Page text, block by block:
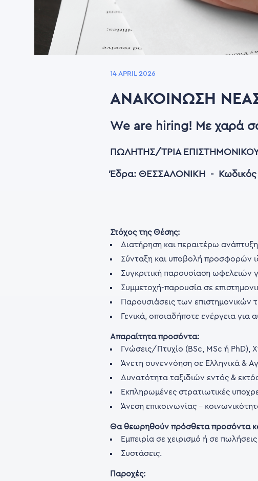
14 APRIL 2026
ΑΝΑΚΟΊΝΩΣΗ
We are hiring! Με χαρά
ΠΩΛΗΤΗΣ/ΤΡΙΑ
Έδρα: ΘΕΣΣΑΛΟΝΙΚΗ - Κωδικός
Στόχος της Θέσης:
Διατήρηση και περαιτέρω
Σύνταξη και υποβολή προσφορών
Συγκριτική παρουσίαση ωφελειών
Συμμετοχή-παρουσία σε
Παρουσιάσεις των επιστημονικών
Γενικά, οποιαδήποτε ενέργεια
Απαραίτητα προσόντα:
Γνώσεις/Πτυχίο (BSc, MSc ή PhD),
Άνετη συνεννόηση σε Ελληνικά &
Δυνατότητα ταξιδιών εντός &
Εκπληρωμένες στρατιωτικές
Άνεση επικοινωνίας -
Θα θεωρηθούν πρόσθετα προσόντα
Εμπειρία σε χειρισμό ή σε
Συστάσεις.
Παροχές: